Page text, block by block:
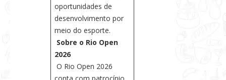
oportunidades de
desenvolvimento por
meio do esporte.
Sobre o Rio Open
2026
O Rio Open 2026